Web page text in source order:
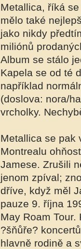
Metallica, říká
mělo také
jako nikdy
miliónů
Album se stálo
Kapela se od té
například
(doslova: nora/
vrcholky.
Metallica se pak
Montrealu
Jamese. Zrušili
jenom zpíval;
dříve, když měl
pauze 9. října
May Roam
?šňůře?
hlavně rodině a